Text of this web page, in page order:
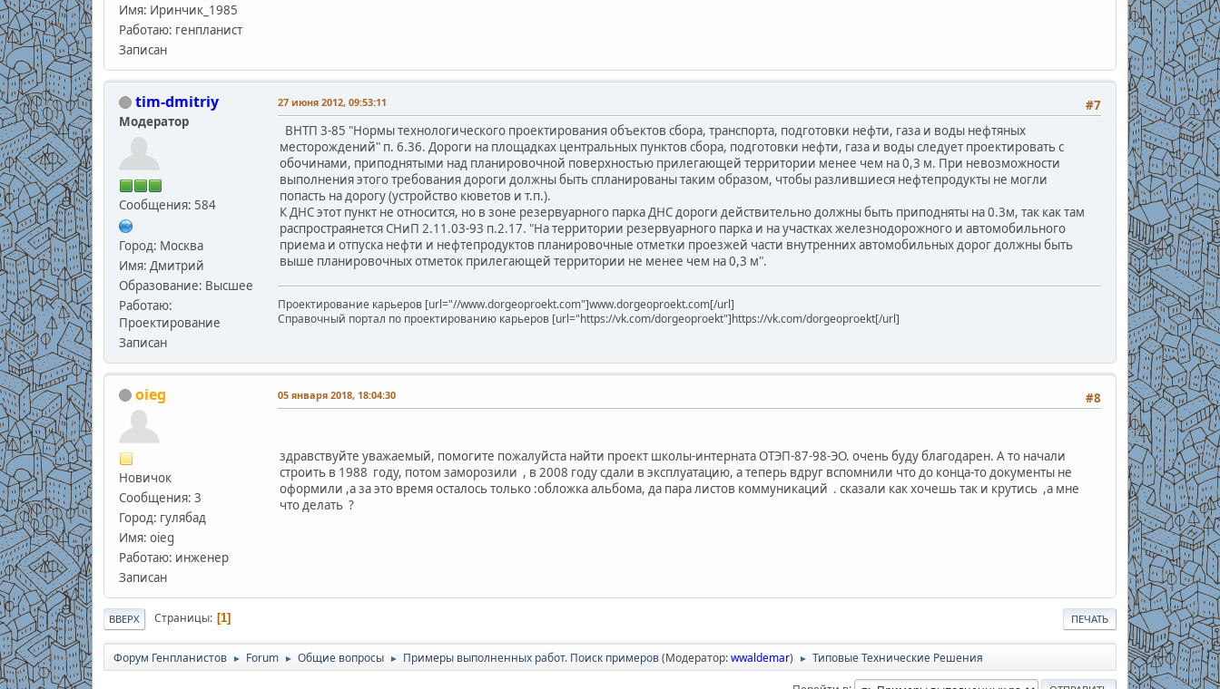
Имя: Иринчик_1985
Работаю: генпланист
Записан
tim-dmitriy
Модератор
Сообщения: 584
Город: Москва
Имя: Дмитрий
Образование: Высшее
Работаю:
Проектирование
Записан
#7
27 июня 2012, 09:53:11
ВНТП 3-85 "Нормы технологического проектирования объектов сбора, транспорта, подготовки нефти, газа и воды нефтяных
месторождений" п. 6.36. Дороги на площадках центральных пунктов сбора, подготовки нефти, газа и воды следует проектировать с
обочинами, приподнятыми над планировочной поверхностью прилегающей территории менее чем на 0,3 м. При невозможности
выполнения этого требования дороги должны быть спланированы таким образом, чтобы разлившиеся нефтепродукты не могли
попасть на дорогу (устройство кюветов и т.п.).
К ДНС этот пункт не относится, но в зоне резервуарного парка ДНС дороги действительно должны быть приподняты на 0.3м, так как там
распростраянется СНиП 2.11.03-93 п.2.17. "На территории резервуарного парка и на участках железнодорожного и автомобильного
приема и отпуска нефти и нефтепродуктов планировочные отметки проезжей части внутренних автомобильных дорог должны быть
выше планировочных отметок прилегающей территории не менее чем на 0,3 м".
Проектирование карьеров [url="//www.dorgeoproekt.com"]www.dorgeoproekt.com[/url]
Справочный портал по проектированию карьеров [url="https://vk.com/dorgeoproekt"]https://vk.com/dorgeoproekt[/url]
oieg
Новичок
Сообщения: 3
Город: гулябад
Имя: oieg
Работаю: инженер
Записан
#8
05 января 2018, 18:04:30
здравствуйте уважаемый, помогите пожалуйста найти проект школы-интерната ОТЭП-87-98-ЭО. очень буду благодарен. А то начали
строить в 1988 году, потом заморозили , в 2008 году сдали в эксплуатацию, а теперь вдруг вспомнили что до конца-то документы не
оформили ,а за это время осталось только :обложка альбома, да пара листов коммуникаций . сказали как хочешь так и крутись ,а мне
что делать ?
ПЕЧАТЬ
ВВЕРХ Страницы 1
Форум Генпланистов ► Forum ► Общие вопросы ► Примеры выполненных работ. Поиск примеров(Модератор:wwaldemar) ► Типовые Технические Решения